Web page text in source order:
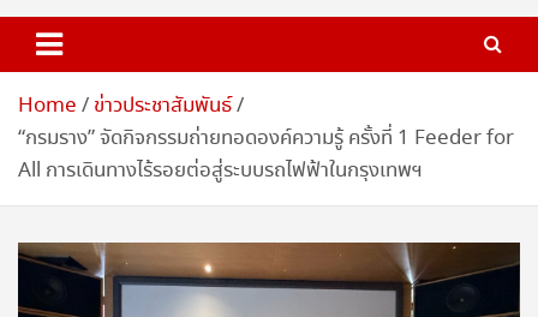
Home
ข่าวประชาสัมพันธ์
“กรมราง” จัดกิจกรรมถ่ายทอดองค์ความรู้ ครั้งที่ 1 Feeder for
All การเดินทางไร้รอยต่อสู่ระบบรถไฟฟ้าในกรุงเทพฯ